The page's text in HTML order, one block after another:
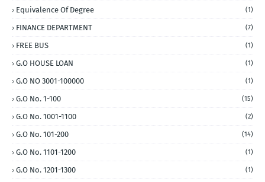
Equivalence Of Degree (1)
FINANCE DEPARTMENT (7)
FREE BUS (1)
G.O HOUSE LOAN (1)
G.O NO 3001-100000 (1)
G.O No. 1-100 (15)
G.O No. 1001-1100 (2)
G.O No. 101-200 (14)
G.O No. 1101-1200 (1)
G.O No. 1201-1300 (1)